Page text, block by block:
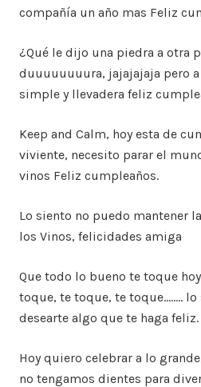
compañía un año mas Feliz
¿Qué le dijo una piedra a otra
duuuuuuuura, jajajajaja pero
simple y llevadera feliz
Keep and Calm, hoy esta de
viviente, necesito parar el
vinos Feliz cumpleaños.
Lo siento no puedo mantener
los Vinos, felicidades amiga
Que todo lo bueno te toque
toque, te toque, te toque……..
desearte algo que te haga feliz.
Hoy quiero celebrar a lo
no tengamos dientes para